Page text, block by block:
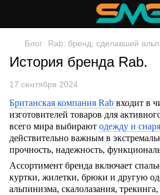
Блог Rab: бренд, сделавший
История бренда Rab.
17 сентября 2024
Британская компания Rab входит в
изготовителей товаров для
всего мира выбирают одежду и
действительно важным в
прочность, надежность,
Ассортимент бренда включает
куртки, жилетки, брюки и другую
альпинизма, скалолазания,